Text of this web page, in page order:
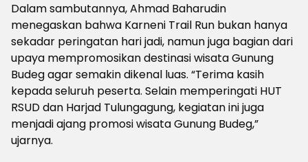
Dalam sambutannya, Ahmad Baharudin
menegaskan bahwa Karneni Trail Run bukan hanya
sekadar peringatan hari jadi, namun juga bagian dari
upaya mempromosikan destinasi wisata Gunung
Budeg agar semakin dikenal luas. “Terima kasih
kepada seluruh peserta. Selain memperingati HUT
RSUD dan Harjad Tulungagung, kegiatan ini juga
menjadi ajang promosi wisata Gunung Budeg,”
ujarnya.